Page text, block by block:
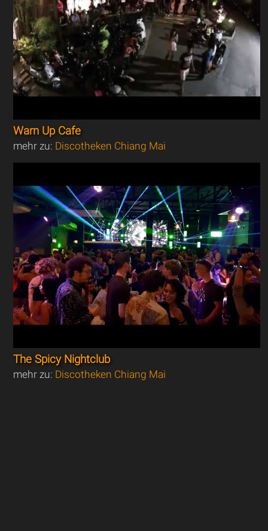
Warn Up Cafe
mehr zu: Discotheken Chiang Mai
The Spicy Nightclub
mehr zu: Discotheken Chiang Mai